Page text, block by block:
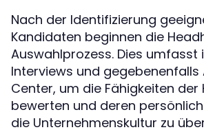
Nach der Identifizierung
Kandidaten beginnen die
Auswahlprozess. Dies umfasst
Interviews und
Center, um die Fähigkeiten der
bewerten und deren
die Unternehmenskultur zu